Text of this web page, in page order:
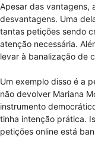
Apesar das vantagens,
desvantagens. Uma
tantas petições sendo
atenção necessária.
levar à banalização de
Um exemplo disso é a
não devolver Mariana
instrumento
tinha intenção prática.
petições online está